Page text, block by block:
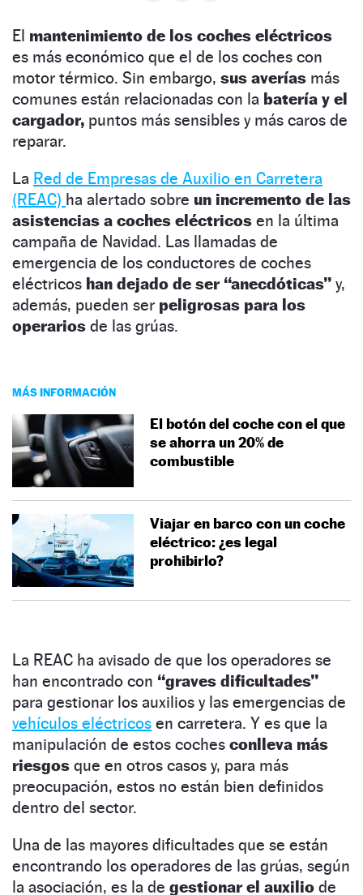
El mantenimiento de los coches eléctricos
es más económico que el de los coches con
motor térmico. Sin embargo, sus averías más
comunes están relacionadas con la batería y el
cargador, puntos más sensibles y más caros de
reparar.
La Red de Empresas de Auxilio en Carretera
(REAC) ha alertado sobre un incremento de las
asistencias a coches eléctricos en la última
campaña de Navidad. Las llamadas de
emergencia de los conductores de coches
eléctricos han dejado de ser “anecdóticas” y,
además, pueden ser peligrosas para los
operarios de las grúas.
MÁS INFORMACIÓN
El botón del coche con el que
se ahorra un 20% de
combustible
Viajar en barco con un coche
eléctrico: ¿es legal
prohibirlo?
La REAC ha avisado de que los operadores se
han encontrado con “graves dificultades”
para gestionar los auxilios y las emergencias de
vehículos eléctricos en carretera. Y es que la
manipulación de estos coches conlleva más
riesgos que en otros casos y, para más
preocupación, estos no están bien definidos
dentro del sector.
Una de las mayores dificultades que se están
encontrando los operadores de las grúas, según
la asociación, es la de gestionar el auxilio de